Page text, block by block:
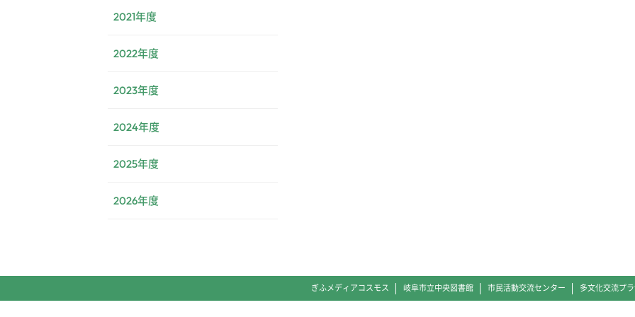
2021年度
2022年度
2023年度
2024年度
2025年度
2026年度
ぎふメディアコスモス 岐阜市立中央図書館 市民活動交流センター 多文化交流プ